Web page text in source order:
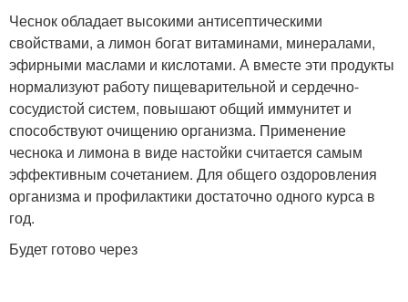
Чеснок обладает высокими антисептическими
свойствами, а лимон богат витаминами, минералами,
эфирными маслами и кислотами. А вместе эти продукты
нормализуют работу пищеварительной и сердечно-
сосудистой систем, повышают общий иммунитет и
способствуют очищению организма. Применение
чеснока и лимона в виде настойки считается самым
эффективным сочетанием. Для общего оздоровления
организма и профилактики достаточно одного курса в
год.
Будет готово через